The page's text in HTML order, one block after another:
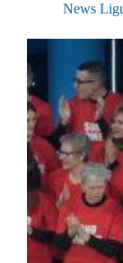
News